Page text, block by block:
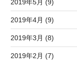
2019年5月 (9)
2019年4月 (9)
2019年3月 (8)
2019年2月 (7)